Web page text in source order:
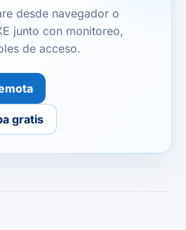
desde navegador o
junto con monitoreo,
de acceso.
gratis